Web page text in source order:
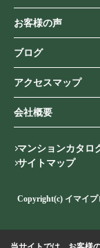
お客様の声
ブログ
アクセスマップ
会社概要
マンションカタロ
サイトマップ
Copyright(c) イマイ